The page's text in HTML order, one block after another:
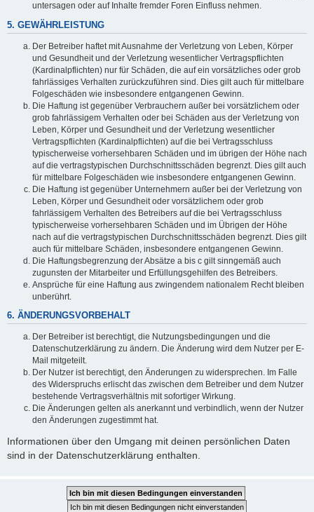
untersagen oder auf Inhalte fremder Foren Einfluss nehmen.
5. GEWÄHRLEISTUNG
Der Betreiber haftet mit Ausnahme der Verletzung von Leben, Körper
und Gesundheit und der Verletzung wesentlicher Vertragspflichten
(Kardinalpflichten) nur für Schäden, die auf ein vorsätzliches oder grob
fahrlässiges Verhalten zurückzuführen sind. Dies gilt auch für mittelbare
Folgeschäden wie insbesondere entgangenen Gewinn.
Die Haftung ist gegenüber Verbrauchern außer bei vorsätzlichem oder
grob fahrlässigem Verhalten oder bei Schäden aus der Verletzung von
Leben, Körper und Gesundheit und der Verletzung wesentlicher
Vertragspflichten (Kardinalpflichten) auf die bei Vertragsschluss
typischerweise vorhersehbaren Schäden und im übrigen der Höhe nach
auf die vertragstypischen Durchschnittsschäden begrenzt. Dies gilt auch
für mittelbare Folgeschäden wie insbesondere entgangenen Gewinn.
Die Haftung ist gegenüber Unternehmern außer bei der Verletzung von
Leben, Körper und Gesundheit oder vorsätzlichem oder grob
fahrlässigem Verhalten des Betreibers auf die bei Vertragsschluss
typischerweise vorhersehbaren Schäden und im Übrigen der Höhe
nach auf die vertragstypischen Durchschnittsschäden begrenzt. Dies gilt
auch für mittelbare Schäden, insbesondere entgangenen Gewinn.
Die Haftungsbegrenzung der Absätze a bis c gilt sinngemäß auch
zugunsten der Mitarbeiter und Erfüllungsgehilfen des Betreibers.
Ansprüche für eine Haftung aus zwingendem nationalem Recht bleiben
unberührt.
6. ÄNDERUNGSVORBEHALT
Der Betreiber ist berechtigt, die Nutzungsbedingungen und die
Datenschutzerklärung zu ändern. Die Änderung wird dem Nutzer per E-
Mail mitgeteilt.
Der Nutzer ist berechtigt, den Änderungen zu widersprechen. Im Falle
des Widerspruchs erlischt das zwischen dem Betreiber und dem Nutzer
bestehende Vertragsverhältnis mit sofortiger Wirkung.
Die Änderungen gelten als anerkannt und verbindlich, wenn der Nutzer
den Änderungen zugestimmt hat.
Informationen über den Umgang mit deinen persönlichen Daten
sind in der Datenschutzerklärung enthalten.